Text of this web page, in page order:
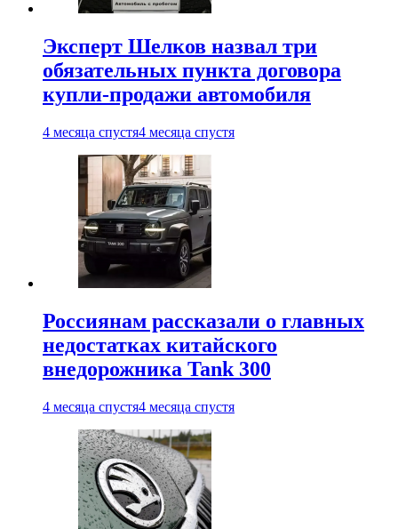
Эксперт Шелков назвал три
обязательных пункта договора
купли-продажи автомобиля
4 месяца спустя4 месяца спустя
Россиянам рассказали о главных
недостатках китайского
внедорожника Tank 300
4 месяца спустя4 месяца спустя